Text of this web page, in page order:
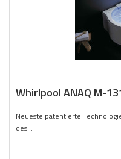
Whirlpool ANAQ M-
Neueste patentierte
des...